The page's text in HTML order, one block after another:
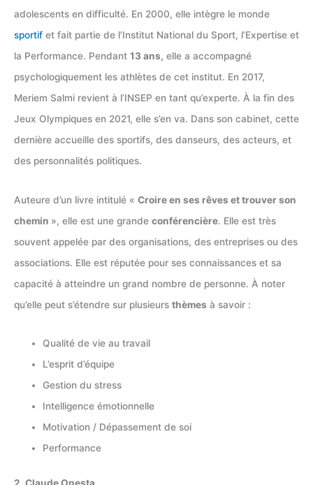
adolescents en difficulté. En 2000, elle intègre le monde
sportif et fait partie de l’Institut National du Sport, l’Expertise et
la Performance. Pendant 13 ans, elle a accompagné
psychologiquement les athlètes de cet institut. En 2017,
Meriem Salmi revient à l’INSEP en tant qu’experte. À la fin des
Jeux Olympiques en 2021, elle s’en va. Dans son cabinet, cette
dernière accueille des sportifs, des danseurs, des acteurs, et
des personnalités politiques.
Auteure d’un livre intitulé « Croire en ses rêves et trouver son
chemin », elle est une grande conférencière. Elle est très
souvent appelée par des organisations, des entreprises ou des
associations. Elle est réputée pour ses connaissances et sa
capacité à atteindre un grand nombre de personne. À noter
qu’elle peut s’étendre sur plusieurs thèmes à savoir :
Qualité de vie au travail
L’esprit d’équipe
Gestion du stress
Intelligence émotionnelle
Motivation / Dépassement de soi
Performance